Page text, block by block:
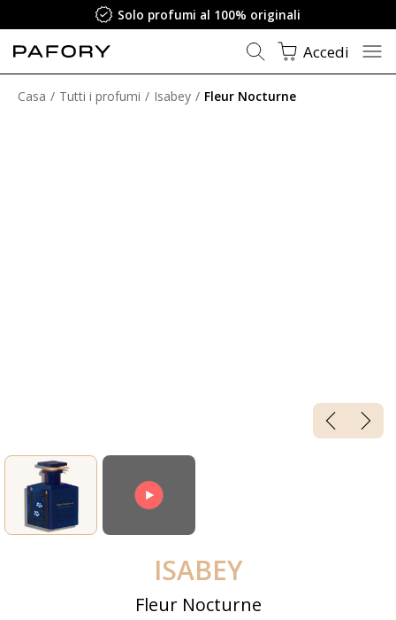
Solo profumi al 100% originali
Accedi
Casa Tutti i profumi Isabey Fleur Nocturne
ISABEY
Fleur Nocturne